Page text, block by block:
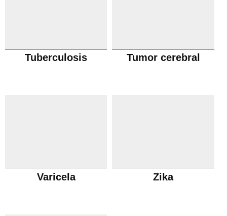
Tuberculosis Tumor cerebral
Varicela Zika